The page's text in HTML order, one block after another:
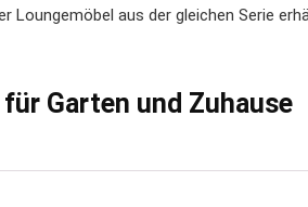
aus der gleichen Serie
Garten und Zuhause